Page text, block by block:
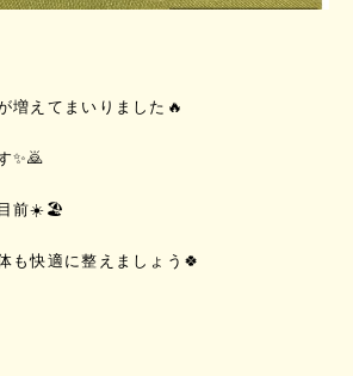
増えてまいりました🔥
✨🙇
目前☀️🏖
も快適に整えましょう🍀